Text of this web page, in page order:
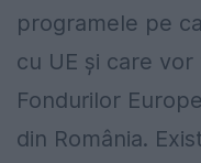
programele pe
cu UE şi care
Fondurilor
din România.